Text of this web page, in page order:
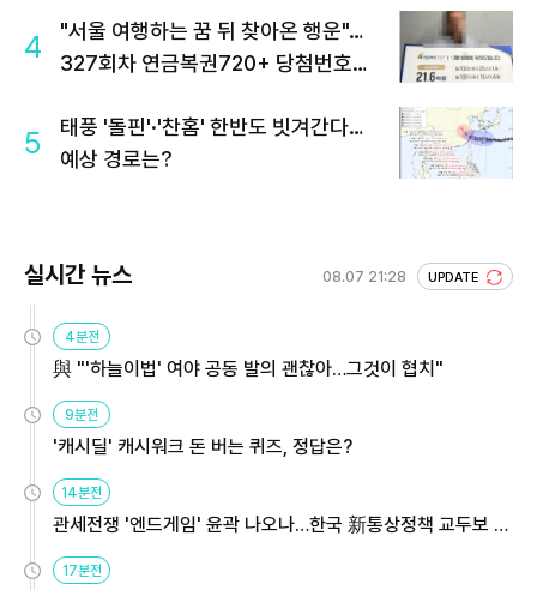
4
"서울 여행하는 꿈 뒤 찾아온 행운"…
327회차 연금복권720+ 당첨번호조
5
태풍 '돌핀'·'찬홈' 한반도 빗겨간다…
예상 경로는?
실시간 뉴스 08.07 21:28 UPDATE
4분전
與 "'하늘이법' 여야 공동 발의 괜찮아…그것이 협치"
9분전
'캐시딜' 캐시워크 돈 버는 퀴즈, 정답은?
14분전
관세전쟁 '엔드게임' 윤곽 나오나…한국 新통상정책 교두보 활
용해야
17분전